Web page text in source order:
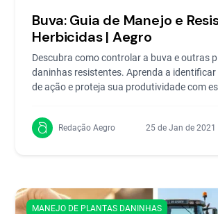
Buva: Guia de Manejo e
Herbicidas | Aegro
Descubra como controlar a buva e outras
daninhas resistentes. Aprenda a
de ação e proteja sua produtividade com
Redação Aegro 25 de Jan de 2021
MANEJO DE PLANTAS DANINHAS